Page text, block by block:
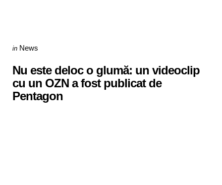
Categories
Posted
in News
Nu este deloc o glumă: un videoclip
cu un OZN a fost publicat de
Pentagon